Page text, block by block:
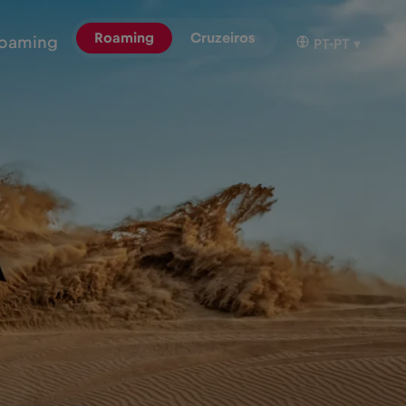
Roaming Cruzeiros PT-PT ▾